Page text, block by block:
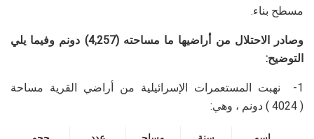
مسطح بناء.
وصادر الاحتلال من أراضيها ما مساحته (4,257) دونم وفيما يلي
التوضيح:
1- نهبت المستعمرات الإسرائيلية من أراضي القرية مساحة
( 4024 ) دونم ، وهي: